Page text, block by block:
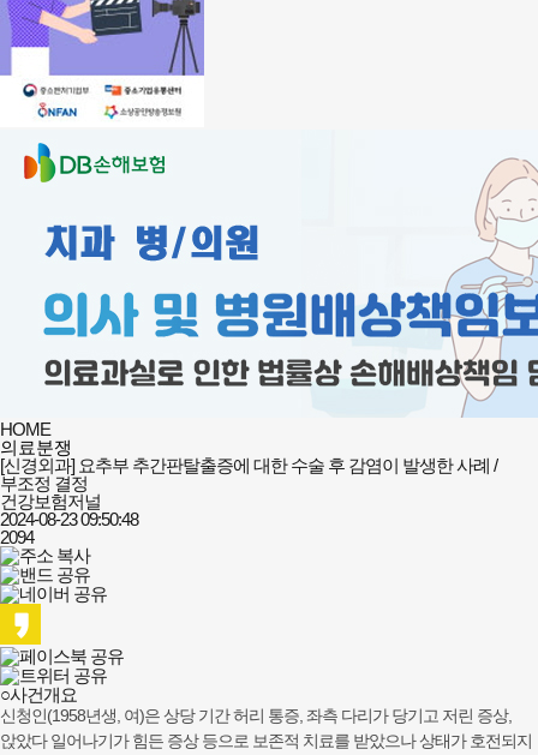
HOME
의료분쟁
[신경외과] 요추부 추간판탈출증에 대한 수술 후 감염이 발생한 사례 /
부조정 결정
건강보험저널
2024-08-23 09:50:48
2094
○사건개요
신청인(1958년생, 여)은 상당 기간 허리 통증, 좌측 다리가 당기고 저린 증상,
앉았다 일어나기가 힘든 증상 등으로 보존적 치료를 받았으나 상태가 호전되지